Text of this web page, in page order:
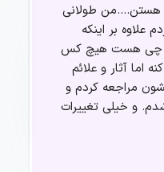
هستن….من طولانی
بر اینکه
چی هست هیچ کس
اما آثار و علائم
مراجعه کردم و
و خیلی تغییرات